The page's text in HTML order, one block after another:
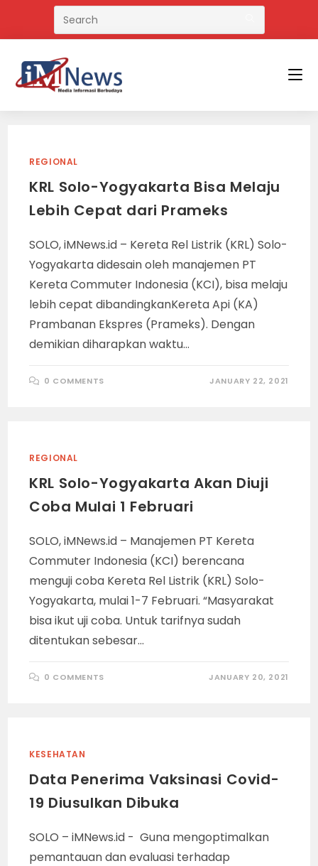
content
REGIONAL
KRL Solo-Yogyakarta Bisa Melaju
Lebih Cepat dari Prameks
SOLO, iMNews.id – Kereta Rel Listrik (KRL) Solo-
Yogyakarta didesain oleh manajemen PT
Kereta Commuter Indonesia (KCI), bisa melaju
lebih cepat dibandingkanKereta Api (KA)
Prambanan Ekspres (Prameks). Dengan
demikian diharapkan waktu…
0 COMMENTS JANUARY 22, 2021
REGIONAL
KRL Solo-Yogyakarta Akan Diuji
Coba Mulai 1 Februari
SOLO, iMNews.id – Manajemen PT Kereta
Commuter Indonesia (KCI) berencana
menguji coba Kereta Rel Listrik (KRL) Solo-
Yogyakarta, mulai 1-7 Februari. “Masyarakat
bisa ikut uji coba. Untuk tarifnya sudah
ditentukan sebesar…
0 COMMENTS JANUARY 20, 2021
KESEHATAN
Data Penerima Vaksinasi Covid-
19 Diusulkan Dibuka
SOLO – iMNews.id - Guna mengoptimalkan
pemantauan dan evaluasi terhadap